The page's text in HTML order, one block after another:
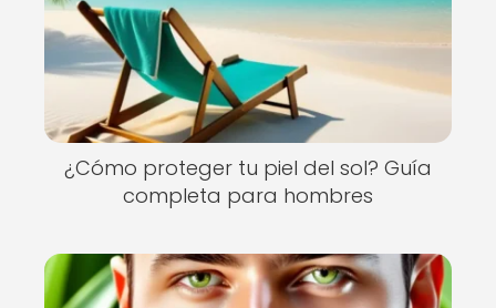
¿Cómo proteger tu piel del sol? Guía
completa para hombres